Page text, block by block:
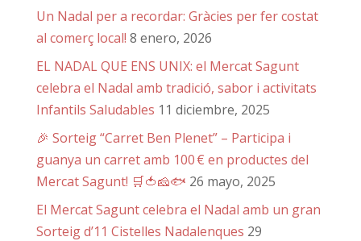
Un Nadal per a recordar: Gràcies per fer costat
al comerç local! 8 enero, 2026
EL NADAL QUE ENS UNIX: el Mercat Sagunt
celebra el Nadal amb tradició, sabor i activitats
Infantils Saludables 11 diciembre, 2025
🎉 Sorteig “Carret Ben Plenet” – Participa i
guanya un carret amb 100 € en productes del
Mercat Sagunt! 🛒🍅🧀🐟 26 mayo, 2025
El Mercat Sagunt celebra el Nadal amb un gran
Sorteig d’11 Cistelles Nadalenques 29